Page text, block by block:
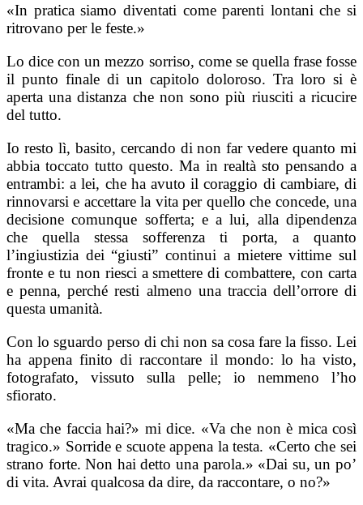
«In pratica siamo diventati come parenti lontani che si
ritrovano per le feste.»
Lo dice con un mezzo sorriso, come se quella frase fosse
il punto finale di un capitolo doloroso. Tra loro si è
aperta una distanza che non sono più riusciti a ricucire
del tutto.
Io resto lì, basito, cercando di non far vedere quanto mi
abbia toccato tutto questo. Ma in realtà sto pensando a
entrambi: a lei, che ha avuto il coraggio di cambiare, di
rinnovarsi e accettare la vita per quello che concede, una
decisione comunque sofferta; e a lui, alla dipendenza
che quella stessa sofferenza ti porta, a quanto
l’ingiustizia dei “giusti” continui a mietere vittime sul
fronte e tu non riesci a smettere di combattere, con carta
e penna, perché resti almeno una traccia dell’orrore di
questa umanità.
Con lo sguardo perso di chi non sa cosa fare la fisso. Lei
ha appena finito di raccontare il mondo: lo ha visto,
fotografato, vissuto sulla pelle; io nemmeno l’ho
sfiorato.
«Ma che faccia hai?» mi dice. «Va che non è mica così
tragico.» Sorride e scuote appena la testa. «Certo che sei
strano forte. Non hai detto una parola.» «Dai su, un po’
di vita. Avrai qualcosa da dire, da raccontare, o no?»